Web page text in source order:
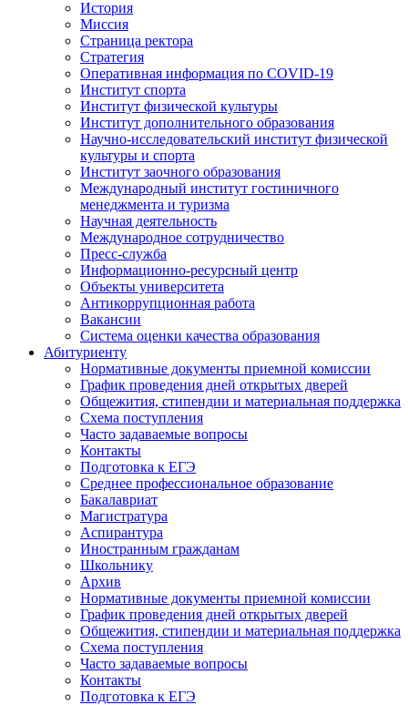
История
Миссия
Страница ректора
Стратегия
Оперативная информация по COVID-19
Институт спорта
Институт физической культуры
Институт дополнительного образования
Научно-исследовательский институт физической
культуры и спорта
Институт заочного образования
Международный институт гостиничного
менеджмента и туризма
Научная деятельность
Международное сотрудничество
Пресс-служба
Информационно-ресурсный центр
Объекты университета
Антикоррупционная работа
Вакансии
Система оценки качества образования
Абитуриенту
Нормативные документы приемной комиссии
График проведения дней открытых дверей
Общежития, стипендии и материальная поддержка
Схема поступления
Часто задаваемые вопросы
Контакты
Подготовка к ЕГЭ
Среднее профессиональное образование
Бакалавриат
Магистратура
Аспирантура
Иностранным гражданам
Школьнику
Архив
Нормативные документы приемной комиссии
График проведения дней открытых дверей
Общежития, стипендии и материальная поддержка
Схема поступления
Часто задаваемые вопросы
Контакты
Подготовка к ЕГЭ